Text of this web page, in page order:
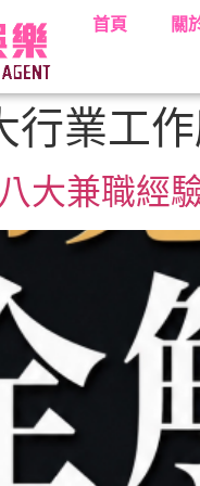
首頁 關
行業工
大兼職經